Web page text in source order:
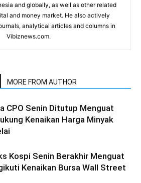
and globally, as well as other related
and money market. He also actively
analytical articles and columns in
Vibiznews.com.
MORE FROM AUTHOR
CPO Senin Ditutup Menguat
Kenaikan Harga Minyak
Kospi Senin Berakhir Menguat
Kenaikan Bursa Wall Street